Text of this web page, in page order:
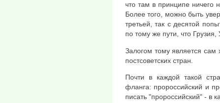
что там в принципе ничего
Более того, можно быть
третьей, так с десятой
по тому же пути, что Грузия,
Залогом тому является сам
постсоветских стран.
Почти в каждой такой
фланга: пророссийский и
писать "пророссийский" - в